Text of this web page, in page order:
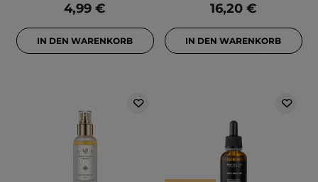
4,99 €
IN DEN WARENKORB
16,20 €
IN DEN WARENKORB